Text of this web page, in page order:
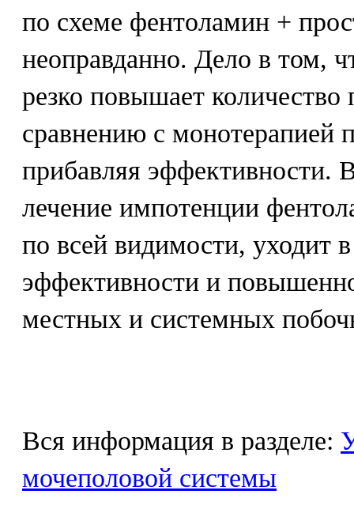
по схеме фентоламин +
неоправданно. Дело в том,
резко повышает
сравнению с монотерапией
прибавляя эффективности.
лечение импотенции
по всей видимости, уходит
эффективности и
местных и системных
Вся информация в разделе:
мочеполовой системы